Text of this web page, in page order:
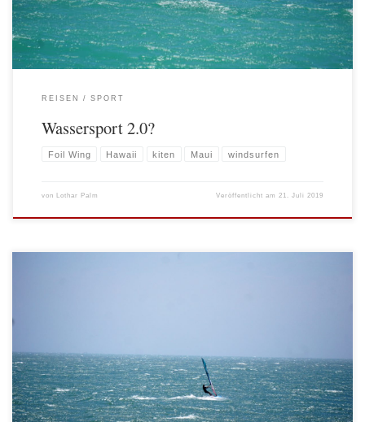
REISEN SPORT
Wassersport 2.0?
Foil Wing Hawaii kiten Maui windsurfen
von Lothar Palm Veröffentlicht am 21. Juli 2019
von Grauhaarigen und Rentnern betrieben wird. Am Hood River, auf Maui und
jetzt hier in Mui Ne (Vietnam) ist man, trotz jeweils bester Bedingungen, weit
davon entfernt in Jubel über den Nachwuchs auszubrechen. Im […]